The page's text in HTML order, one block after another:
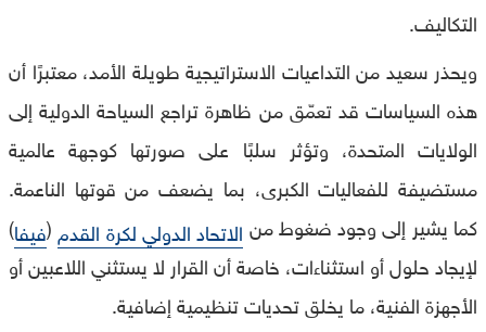
التكاليف.
ويحذر سعيد من التداعيات الاستراتيجية طويلة الأمد، معتبرًا أن
هذه السياسات قد تعمّق من ظاهرة تراجع السياحة الدولية إلى
الولايات المتحدة، وتؤثر سلبًا على صورتها كوجهة عالمية
مستضيفة للفعاليات الكبرى، بما يضعف من قوتها الناعمة.
كما يشير إلى وجود ضغوط من الاتحاد الدولي لكرة القدم (فيفا)
لإيجاد حلول أو استثناءات، خاصة أن القرار لا يستثني اللاعبين أو
الأجهزة الفنية، ما يخلق تحديات تنظيمية إضافية.